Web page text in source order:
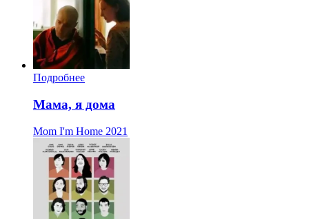
Подробнее
Мама, я дома
Mom I'm Home 2021